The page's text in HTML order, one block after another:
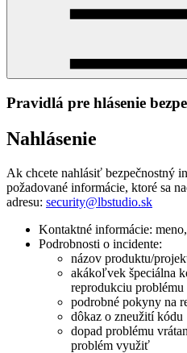
Pravidlá pre hlásenie
Nahlásenie
Ak chcete nahlásiť bezpečnostný
požadované informácie, ktoré sa
adresu: security@lbstudio.sk
Kontaktné informácie:
Podrobnosti o incidente:
názov produktu/
akákoľvek špeciálna
reprodukciu problému
podrobné pokyny na
dôkaz o zneužití kódu
dopad problému
problém využiť